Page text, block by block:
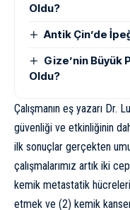
Oldu?
Antik Çin’de
Gize’nin Büyük
Oldu?
Çalışmanın eş yazarı Dr.
güvenliği ve etkinliğinin
ilk sonuçlar gerçekten
çalışmalarımız artık iki
kemik metastatik
etmek ve (2) kemik